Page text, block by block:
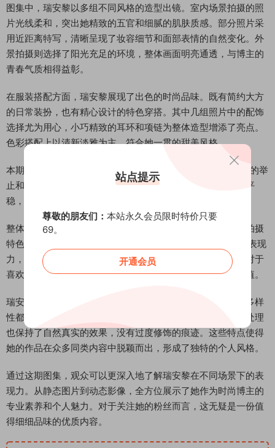
图集中，瑞安黎以多组不同风格的造型出镜。室内场景拍摄的照
片光线柔和，突出她精致的五官和细腻的肌肤质感。部分照片采
用近距离特写，清晰呈现了妆容细节和面部表情的自然变化。外
景拍摄则选择了阳光充足的环境，整体画面明亮通透，与博主的
青春气质相得益彰。
在服装搭配方面，瑞安黎展现了出色的时尚品味。既有简约大方
的日常装扮，也有精心设计的特色穿搭。其中几组照片中的配饰
选择尤为用心，小巧精致的耳环和项链为整体造型增添了亮点。
色彩搭配上以清新淡雅为主，符合她一贯的甜美风格。
本期包含的1段视频内容记录了瑞安黎的日常片段，自然随性的举
止和亲切的笑容展现出她真实的一面。视频画质清晰，运镜平
稳，很好地捕捉了博主的动态美感。
整体而言，这期微密圈图集完整呈现了瑞安黎的个人风格和拍摄
特色。36张高清图片从多个角度展现了她的外貌特点和时尚表现
力，而视频内容则让观众能够更全面地了解她的日常状态。对于
喜欢清新自然风格的观众来说，这期内容具有较高的收藏价值。
瑞安黎在微密圈发布的这组作品，无论是拍摄质量还是内容多样
性都保持了较高水准。图片构图讲究，光线运用得当，后期处理
也保持了自然真实的效果，没有过度修饰的痕迹。这些特点使得
她的作品在众多同类内容中脱颖而出，形成了独特的个人风格。
通过这期图集，观众可以更深入地了解瑞安黎在不同场景下的表
现力。从静态图片到动态影像，全方位展示了她作为时尚博主的
专业素养和个人魅力。对于关注她的粉丝而言，这无疑是一份值
得细细品味的优质内容。
站点提示
尊敬的朋友们： 本站永久会员限时特价只要
69。
开通会员